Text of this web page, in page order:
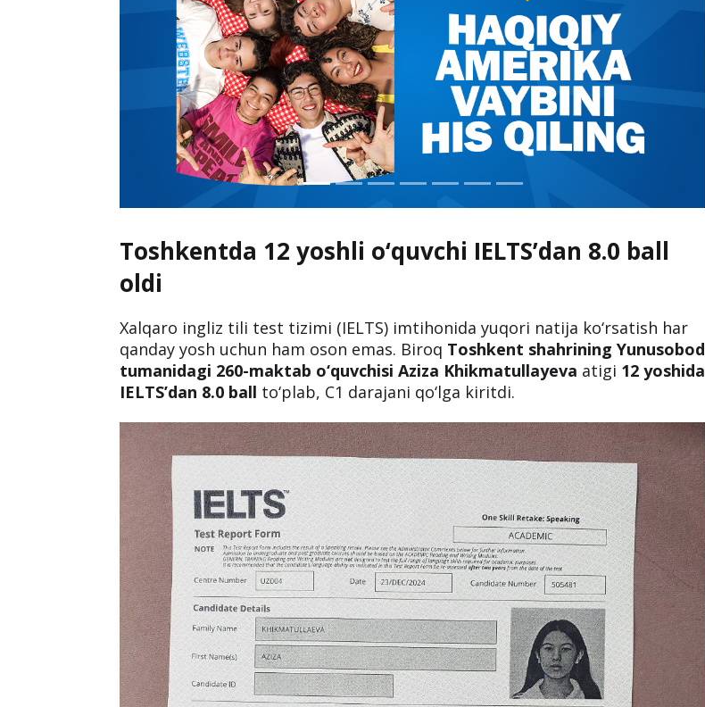
Toshkentda 12 yoshli o‘quvchi IELTS’dan 8.0 ball
oldi
Xalqaro ingliz tili test tizimi (IELTS) imtihonida yuqori natija ko‘rsatish har
qanday yosh uchun ham oson emas. Biroq Toshkent shahrining Yunusobod
tumanidagi 260-maktab o‘quvchisi Aziza Khikmatullayeva atigi 12 yoshida
IELTS’dan 8.0 ball to‘plab, C1 darajani qo‘lga kiritdi.